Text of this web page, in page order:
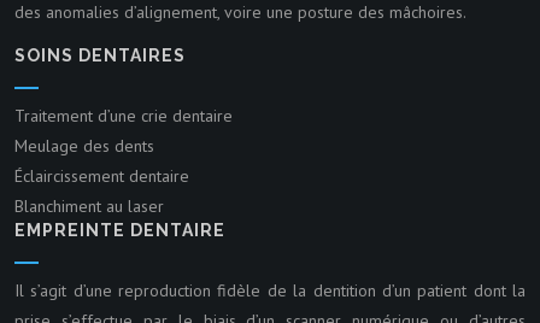
des anomalies d’alignement, voire une posture des mâchoires.
SOINS DENTAIRES
Traitement d’une crie dentaire
Meulage des dents
Éclaircissement dentaire
Blanchiment au laser
EMPREINTE DENTAIRE
Il s’agit d’une reproduction fidèle de la dentition d’un patient dont la